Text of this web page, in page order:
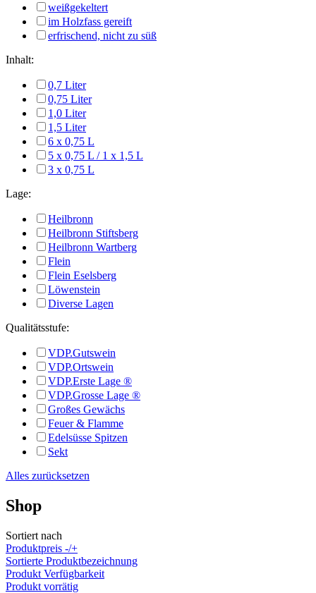
weißgekeltert
im Holzfass gereift
erfrischend, nicht zu süß
Inhalt:
0,7 Liter
0,75 Liter
1,0 Liter
1,5 Liter
6 x 0,75 L
5 x 0,75 L / 1 x 1,5 L
3 x 0,75 L
Lage:
Heilbronn
Heilbronn Stiftsberg
Heilbronn Wartberg
Flein
Flein Eselsberg
Löwenstein
Diverse Lagen
Qualitätsstufe:
VDP.Gutswein
VDP.Ortswein
VDP.Erste Lage ®
VDP.Grosse Lage ®
Großes Gewächs
Feuer & Flamme
Edelsüsse Spitzen
Sekt
Alles zurücksetzen
Shop
Sortiert nach
Produktpreis -/+
Sortierte Produktbezeichnung
Produkt Verfügbarkeit
Produkt vorrätig